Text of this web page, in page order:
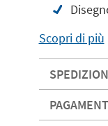
Scopri di più